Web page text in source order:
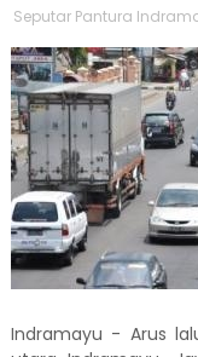
Seputar Pantura
Indramayu - Arus